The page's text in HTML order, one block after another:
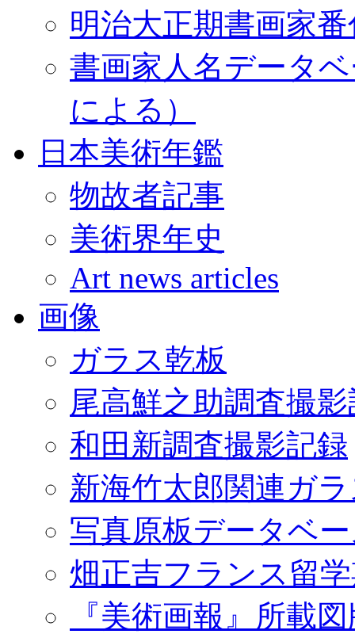
明治大正期書画家
書画家人名データ
による）
日本美術年鑑
物故者記事
美術界年史
Art news articles
画像
ガラス乾板
尾高鮮之助調査撮
和田新調査撮影記録
新海竹太郎関連ガ
写真原板データベ
畑正吉フランス留
『美術画報』所載